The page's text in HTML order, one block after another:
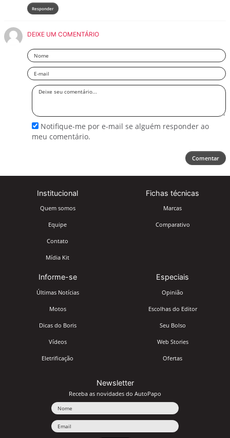
Responder
DEIXE UM COMENTÁRIO
Nome
Email
Deixe
Notifique-me por e-mail se alguém responder ao
meu comentário.
Comentar
Institucional
Quem somos
Equipe
Contato
Mídia Kit
Fichas técnicas
Marcas
Comparativo
Informe-se
Últimas Notícias
Motos
Dicas do Boris
Vídeos
Eletrificação
Especiais
Opinião
Escolhas do Editor
Seu Bolso
Web Stories
Ofertas
Newsletter
Receba as novidades do AutoPapo